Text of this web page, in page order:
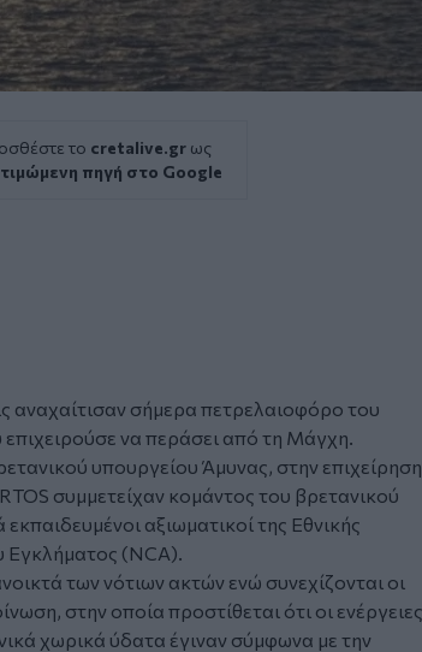
το cretalive.gr ως
πηγή στο Google
αναχαίτισαν σήμερα πετρελαιοφόρο του
να περάσει από τη Μάγχη.
υπουργείου Άμυνας, στην επιχείρηση
συμμετείχαν κομάντος του βρετανικού
αξιωματικοί της Εθνικής
Εγκλήματος (NCA).
των νότιων ακτών ενώ συνεχίζονται οι
στην οποία προστίθεται ότι οι ενέργειες
χωρικά ύδατα έγιναν σύμφωνα με την